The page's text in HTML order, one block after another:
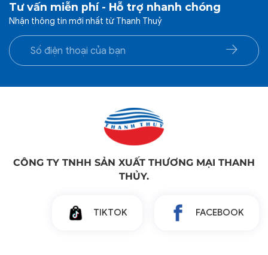
Tư vấn miễn phí - Hỗ trợ nhanh chóng
Nhận thông tin mới nhất từ Thanh Thuỷ
CÔNG TY TNHH SẢN XUẤT THƯƠNG MẠI THANH
THỦY.
TIKTOK FACEBOOK